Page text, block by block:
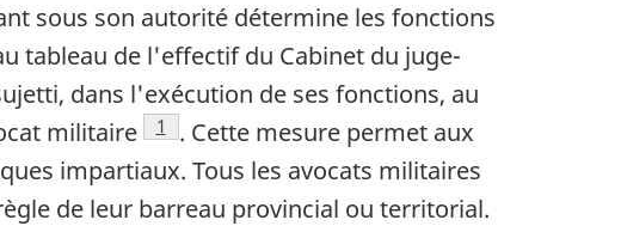
sous son autorité détermine les fonctions
tableau de l'effectif du Cabinet du juge-
dans l'exécution de ses fonctions, au
militaire
Footnote
1
. Cette mesure permet aux
impartiaux. Tous les avocats militaires
de leur barreau provincial ou territorial.